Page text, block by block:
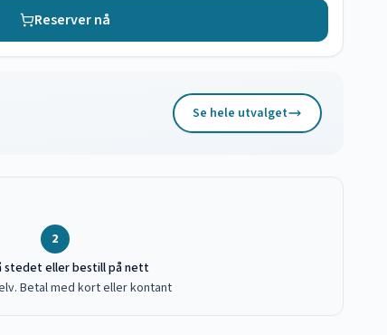
Reserver nå
Se hele utvalget
2
stedet eller bestill på nett
Betal med kort eller kontant